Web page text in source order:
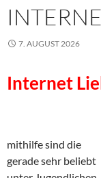
7. AUGUST 2026
Internet
mithilfe sind die
gerade sehr beliebt